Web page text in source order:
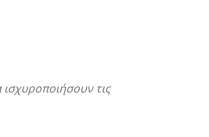
τις